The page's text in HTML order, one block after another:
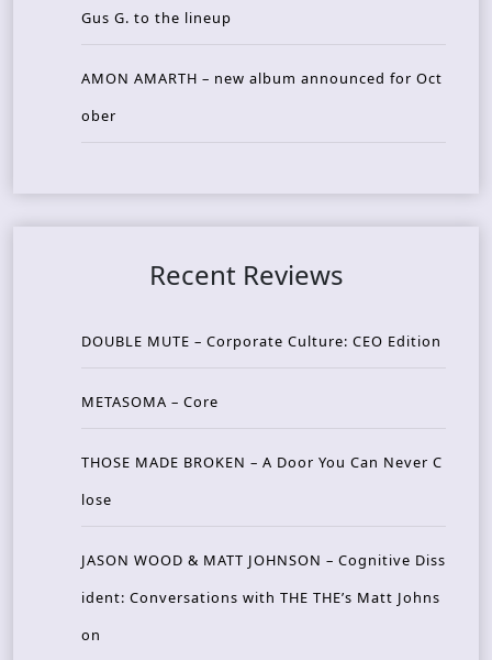
Gus G. to the lineup
AMON AMARTH – new album announced for Oct
ober
Recent Reviews
DOUBLE MUTE – Corporate Culture: CEO Edition
METASOMA – Core
THOSE MADE BROKEN – A Door You Can Never C
lose
JASON WOOD & MATT JOHNSON – Cognitive Diss
ident: Conversations with THE THE’s Matt Johns
on